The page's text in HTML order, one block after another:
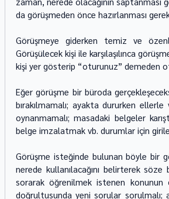
da görüşmeden önce hazırlanması
Görüşmeye giderken temiz ve
Görüşülecek kişi ile karşılaşılınca
kişi yer gösterip “oturunuz” demeden
Eğer görüşme bir büroda
bırakılmamalı; ayakta dururken
oynanmamalı; masadaki belgeler
belge imzalatmak vb. durumlar için
Görüşme isteğinde bulunan böyle bir
nerede kullanılacağını belirterek
sorarak öğrenilmek istenen konunun
doğrultusunda yeni sorular sorulmalı;